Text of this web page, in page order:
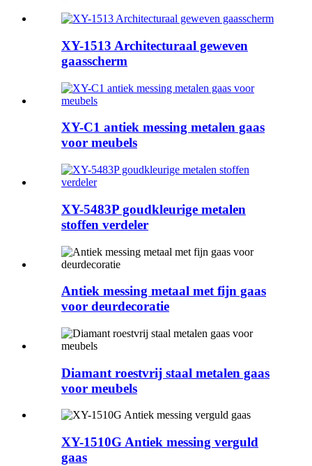
XY-1513 Architecturaal geweven
gaasscherm
XY-C1 antiek messing metalen gaas
voor meubels
XY-5483P goudkleurige metalen
stoffen verdeler
Antiek messing metaal met fijn gaas
voor deurdecoratie
Diamant roestvrij staal metalen gaas
voor meubels
XY-1510G Antiek messing verguld
gaas